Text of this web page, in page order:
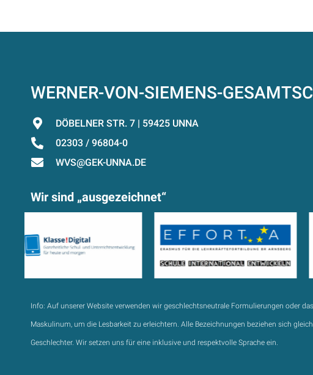
WERNER-VON-SIEMENS-
DÖBELNER STR. 7 | 59425 UNNA
02303 / 96804-0
WVS@GEK-UNNA.DE
Wir sind „ausgezeichnet“
Info: Auf unserer Website verwenden wir geschlechtsneutrale Formulierungen oder
Maskulinum, um die Lesbarkeit zu erleichtern. Alle Bezeichnungen beziehen sich
Geschlechter. Wir setzen uns für eine inklusive und respektvolle Sprache ein.